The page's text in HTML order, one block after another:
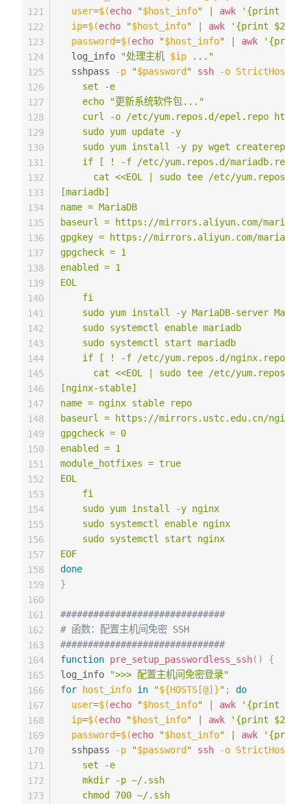
user=$(echo "$host_info" awk
'{print $1}'
ip=$(echo "$host_info" awk '{print $2}'
password=$(echo "$host_info" awk
'{print
  log_info
"处理主机 $ip ..."
  sshpass
-p "$password " ssh -o
    set -e
    echo "更新系统软件包..."
curl -o /etc/yum.repos.d/epel.repo
    sudo yum update -y
sudo yum install -y py wget createrepo
if [ ! -f /etc/yum.repos.d/mariadb.repo
cat <<EOL | sudo tee /etc/yum.repos.d/
[mariadb]
name = MariaDB
baseurl = https://mirrors.aliyun.com/mariadb/
gpgkey = https://mirrors.aliyun.com/mariadb/yum/
gpgcheck = 1
enabled = 1
EOL
    fi
sudo yum install -y MariaDB-server
    sudo systemctl enable mariadb
    sudo systemctl start mariadb
if [ ! -f /etc/yum.repos.d/nginx.repo ];
cat <<EOL | sudo tee /etc/yum.repos.d/
[nginx-stable]
name = nginx stable repo
baseurl = https://mirrors.ustc.edu.cn/nginx/
gpgcheck = 0
enabled = 1
module_hotfixes = true
EOL
    fi
    sudo yum install -y nginx
    sudo systemctl enable nginx
    sudo systemctl start nginx
EOF
done
}
##############################
# 函数：配置主机间免密 SSH
##############################
function pre_setup_passwordless_ssh( )
{
log_info
">>> 配置主机间免密登录"
for
host_info in "${HOSTS [@] }" ;
do
user=$(echo "$host_info" awk
'{print $1}'
ip=$(echo "$host_info" awk '{print $2}'
password=$(echo "$host_info" awk
'{print
  sshpass
-p "$password " ssh -o
    set -e
    mkdir -p ~/.ssh
    chmod 700 ~/.ssh
121
122
123
124
125
126
127
128
129
130
131
132
133
134
135
136
137
138
139
140
141
142
143
144
145
146
147
148
149
150
151
152
153
154
155
156
157
158
159
160
161
162
163
164
165
166
167
168
169
170
171
172
173